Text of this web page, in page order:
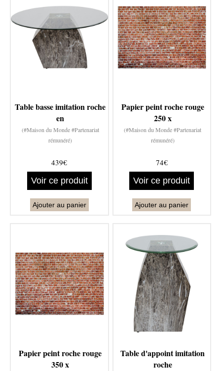
Table basse imitation roche
en
(#Maison du Monde #Partenariat
rémunéré)
439€
Voir ce produit
Ajouter au panier
Papier peint roche rouge
250 x
(#Maison du Monde #Partenariat
rémunéré)
74€
Voir ce produit
Ajouter au panier
Papier peint roche rouge
350 x
Table d'appoint imitation
roche